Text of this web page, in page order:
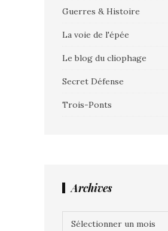
Guerres & Histoire
La voie de l'épée
Le blog du cliophage
Secret Défense
Trois-Ponts
Archives